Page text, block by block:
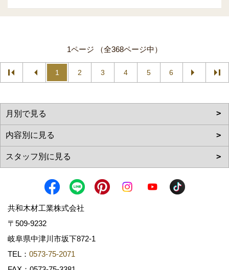
1ページ （全368ページ中）
1 2 3 4 5 6
共和木材工業株式会社
〒509-9232
岐阜県中津川市坂下872‐1
TEL： 0573-75-2071